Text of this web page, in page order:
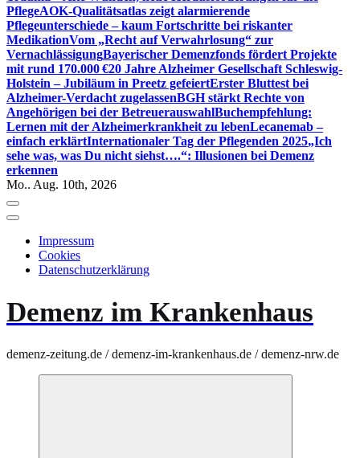
PflegeAOK-Qualitätsatlas zeigt alarmierende
Pflegeunterschiede – kaum Fortschritte bei riskanter
MedikationVom „Recht auf Verwahrlosung“ zur
VernachlässigungBayerischer Demenzfonds fördert Projekte
mit rund 170.000 €20 Jahre Alzheimer Gesellschaft Schleswig-
Holstein – Jubiläum in Preetz gefeiertErster Bluttest bei
Alzheimer-Verdacht zugelassenBGH stärkt Rechte von
Angehörigen bei der BetreuerauswahlBuchempfehlung:
Lernen mit der Alzheimerkrankheit zu lebenLecanemab –
einfach erklärtInternationaler Tag der Pflegenden 2025„Ich
sehe was, was Du nicht siehst….“: Illusionen bei Demenz
erkennen
Mo.. Aug. 10th, 2026
Impressum
Cookies
Datenschutzerklärung
Demenz im Krankenhaus
demenz-zeitung.de / demenz-im-krankenhaus.de / demenz-nrw.de